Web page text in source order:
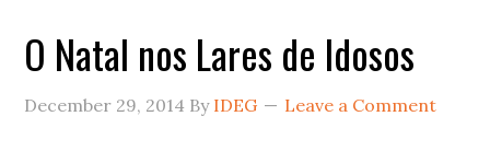
O Natal nos Lares de Idosos
December 29, 2014 By IDEG Leave a Comment